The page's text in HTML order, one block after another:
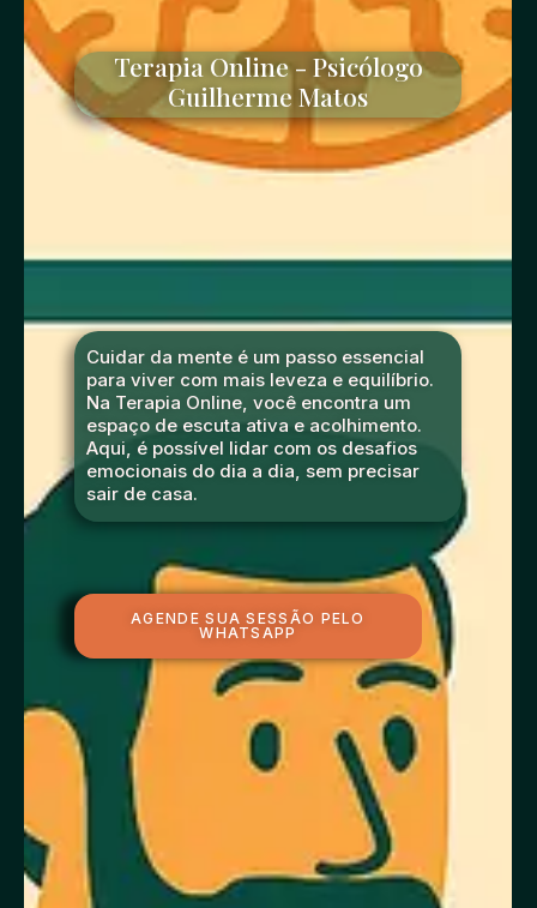
Terapia Online - Psicólogo
Guilherme Matos
Cuidar da mente é um passo essencial
para viver com mais leveza e equilíbrio.
Na Terapia Online, você encontra um
espaço de escuta ativa e acolhimento.
Aqui, é possível lidar com os desafios
emocionais do dia a dia, sem precisar
sair de casa.
AGENDE SUA SESSÃO PELO
WHATSAPP